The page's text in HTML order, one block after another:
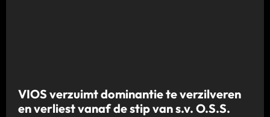
VIOS verzuimt dominantie te verzilveren
en verliest vanaf de stip van s.v. O.S.S.